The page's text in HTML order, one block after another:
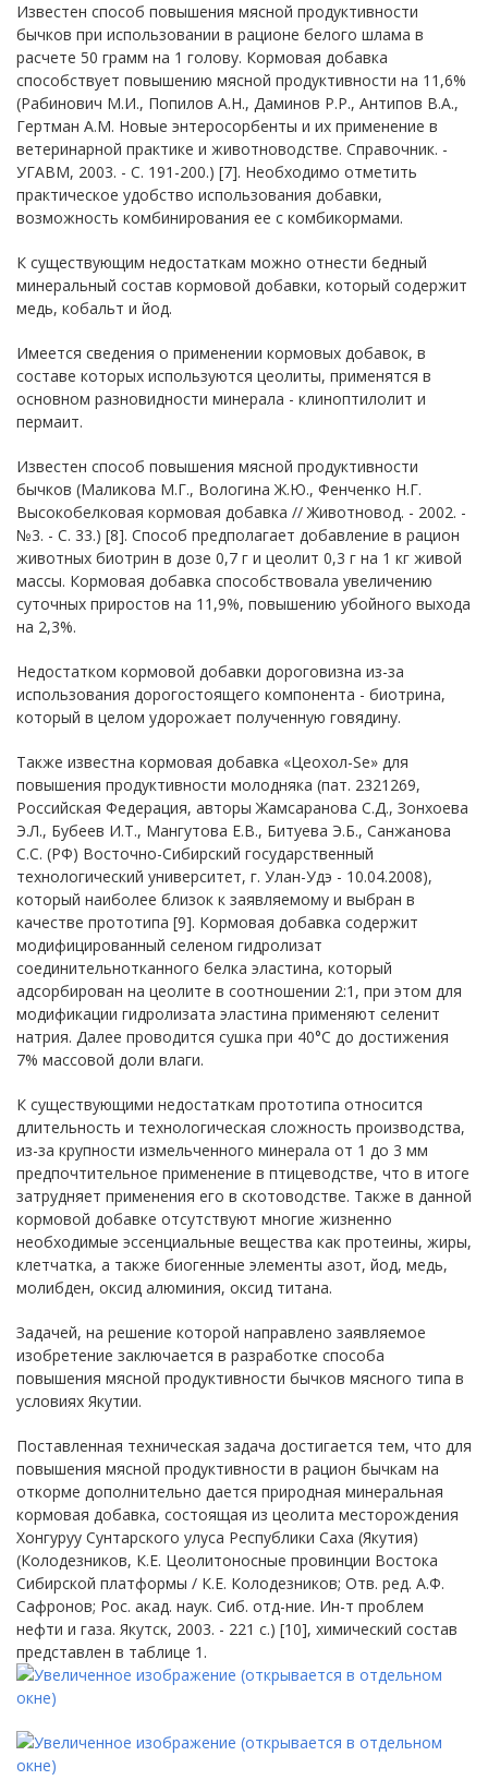
Известен способ повышения мясной продуктивности
бычков при использовании в рационе белого шлама в
расчете 50 грамм на 1 голову. Кормовая добавка
способствует повышению мясной продуктивности на 11,6%
(Рабинович М.И., Попилов А.Н., Даминов P.P., Антипов В.А.,
Гертман A.M. Новые энтеросорбенты и их применение в
ветеринарной практике и животноводстве. Справочник. -
УГАВМ, 2003. - С. 191-200.) [7]. Необходимо отметить
практическое удобство использования добавки,
возможность комбинирования ее с комбикормами.
К существующим недостаткам можно отнести бедный
минеральный состав кормовой добавки, который содержит
медь, кобальт и йод.
Имеется сведения о применении кормовых добавок, в
составе которых используются цеолиты, применятся в
основном разновидности минерала - клиноптилолит и
пермаит.
Известен способ повышения мясной продуктивности
бычков (Маликова М.Г., Вологина Ж.Ю., Фенченко Н.Г.
Высокобелковая кормовая добавка // Животновод. - 2002. -
№3. - С. 33.) [8]. Способ предполагает добавление в рацион
животных биотрин в дозе 0,7 г и цеолит 0,3 г на 1 кг живой
массы. Кормовая добавка способствовала увеличению
суточных приростов на 11,9%, повышению убойного выхода
на 2,3%.
Недостатком кормовой добавки дороговизна из-за
использования дорогостоящего компонента - биотрина,
который в целом удорожает полученную говядину.
Также известна кормовая добавка «Цеохол-Se» для
повышения продуктивности молодняка (пат. 2321269,
Российская Федерация, авторы Жамсаранова С.Д., Зонхоева
Э.Л., Бубеев И.Т., Мангутова Е.В., Битуева Э.Б., Санжанова
С.С. (РФ) Восточно-Сибирский государственный
технологический университет, г. Улан-Удэ - 10.04.2008),
который наиболее близок к заявляемому и выбран в
качестве прототипа [9]. Кормовая добавка содержит
модифицированный селеном гидролизат
соединительнотканного белка эластина, который
адсорбирован на цеолите в соотношении 2:1, при этом для
модификации гидролизата эластина применяют селенит
натрия. Далее проводится сушка при 40°С до достижения
7% массовой доли влаги.
К существующими недостаткам прототипа относится
длительность и технологическая сложность производства,
из-за крупности измельченного минерала от 1 до 3 мм
предпочтительное применение в птицеводстве, что в итоге
затрудняет применения его в скотоводстве. Также в данной
кормовой добавке отсутствуют многие жизненно
необходимые эссенциальные вещества как протеины, жиры,
клетчатка, а также биогенные элементы азот, йод, медь,
молибден, оксид алюминия, оксид титана.
Задачей, на решение которой направлено заявляемое
изобретение заключается в разработке способа
повышения мясной продуктивности бычков мясного типа в
условиях Якутии.
Поставленная техническая задача достигается тем, что для
повышения мясной продуктивности в рацион бычкам на
откорме дополнительно дается природная минеральная
кормовая добавка, состоящая из цеолита месторождения
Хонгуруу Сунтарского улуса Республики Саха (Якутия)
(Колодезников, К.Е. Цеолитоносные провинции Востока
Сибирской платформы / К.Е. Колодезников; Отв. ред. А.Ф.
Сафронов; Рос. акад. наук. Сиб. отд-ние. Ин-т проблем
нефти и газа. Якутск, 2003. - 221 с.) [10], химический состав
представлен в таблице 1.